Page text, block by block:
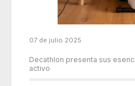
07 de julio 2025
Decathlon presenta sus
activo